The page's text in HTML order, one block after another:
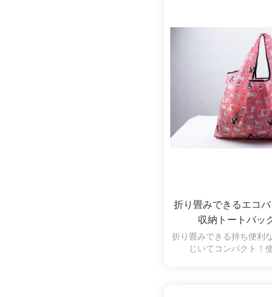
折り畳みできるエコ
収納トートバ
折り畳みできる持ち便
じいてコンパクト！